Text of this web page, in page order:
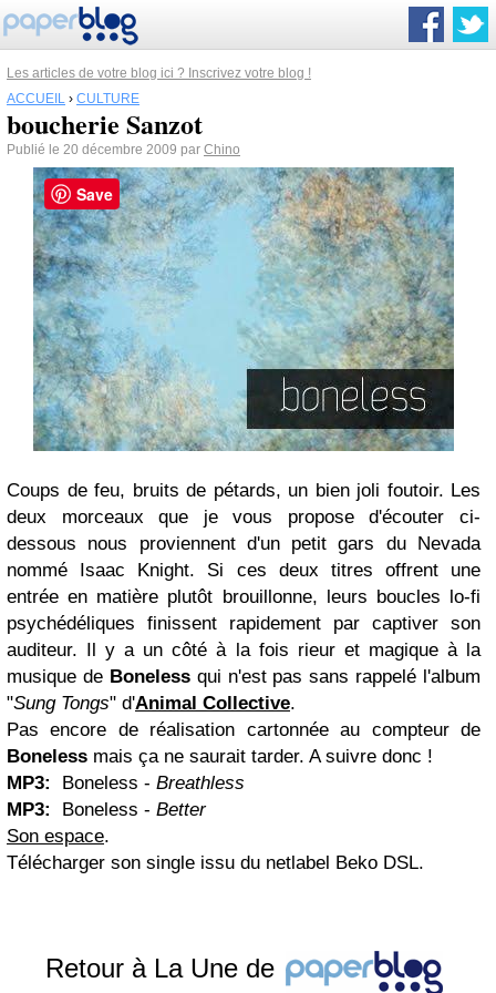
Les articles de votre blog ici ? Inscrivez votre blog !
ACCUEIL › CULTURE
boucherie Sanzot
Publié le 20 décembre 2009 par Chino
Coups de feu, bruits de pétards, un bien joli foutoir. Les
deux morceaux que je vous propose d'écouter ci-
dessous nous proviennent d'un petit gars du Nevada
nommé Isaac Knight. Si ces deux titres offrent une
entrée en matière plutôt brouillonne, leurs boucles lo-fi
psychédéliques finissent rapidement par captiver son
auditeur. Il y a un côté à la fois rieur et magique à la
musique de Bonelessqui n'est pas sans rappelé l'album
"Sung Tongs" d'Animal Collective.
Pas encore de réalisation cartonnée au compteur de
Boneless mais ça ne saurait tarder. A suivre donc !
MP3:
Boneless - Breathless
MP3:
Boneless - Better
Son espace.
Télécharger son single issu du netlabel Beko DSL.
Retour à La Une de
Save